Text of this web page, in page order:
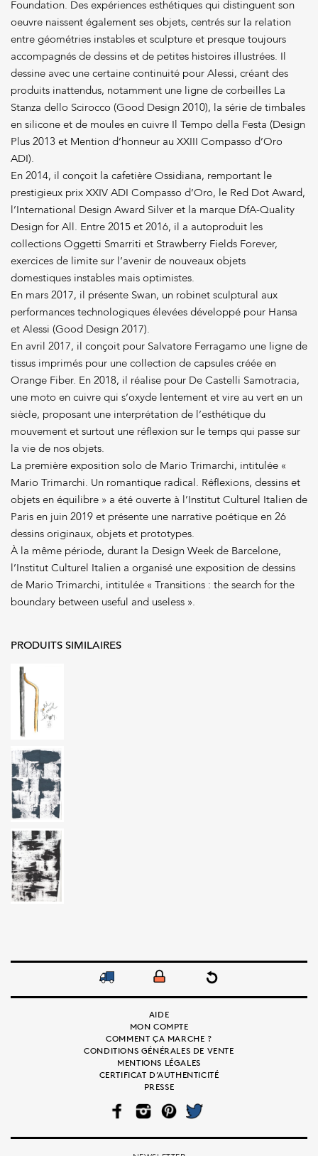
Foundation. Des expériences esthétiques qui distinguent son
oeuvre naissent également ses objets, centrés sur la relation
entre géométries instables et sculpture et presque toujours
accompagnés de dessins et de petites histoires illustrées. Il
dessine avec une certaine continuité pour Alessi, créant des
produits inattendus, notamment une ligne de corbeilles La
Stanza dello Scirocco (Good Design 2010), la série de timbales
en silicone et de moules en cuivre Il Tempo della Festa (Design
Plus 2013 et Mention d’honneur au XXIII Compasso d’Oro
ADI).
En 2014, il conçoit la cafetière Ossidiana, remportant le
prestigieux prix XXIV ADI Compasso d’Oro, le Red Dot Award,
l’International Design Award Silver et la marque DfA-Quality
Design for All. Entre 2015 et 2016, il a autoproduit les
collections Oggetti Smarriti et Strawberry Fields Forever,
exercices de limite sur l’avenir de nouveaux objets
domestiques instables mais optimistes.
En mars 2017, il présente Swan, un robinet sculptural aux
performances technologiques élevées développé pour Hansa
et Alessi (Good Design 2017).
En avril 2017, il conçoit pour Salvatore Ferragamo une ligne de
tissus imprimés pour une collection de capsules créée en
Orange Fiber. En 2018, il réalise pour De Castelli Samotracia,
une moto en cuivre qui s’oxyde lentement et vire au vert en un
siècle, proposant une interprétation de l’esthétique du
mouvement et surtout une réflexion sur le temps qui passe sur
la vie de nos objets.
La première exposition solo de Mario Trimarchi, intitulée «
Mario Trimarchi. Un romantique radical. Réflexions, dessins et
objets en équilibre » a été ouverte à l’Institut Culturel Italien de
Paris en juin 2019 et présente une narrative poétique en 26
dessins originaux, objets et prototypes.
À la même période, durant la Design Week de Barcelone,
l’Institut Culturel Italien a organisé une exposition de dessins
de Mario Trimarchi, intitulée « Transitions : the search for the
boundary between useful and useless ».
PRODUITS SIMILAIRES
AIDE
MON COMPTE
COMMENT ÇA MARCHE ?
CONDITIONS GÉNÉRALES DE VENTE
MENTIONS LÉGALES
CERTIFICAT D’AUTHENTICITÉ
PRESSE
FAC
EB
K
INS
TAG
M
PIN
TER
TWI
TTE